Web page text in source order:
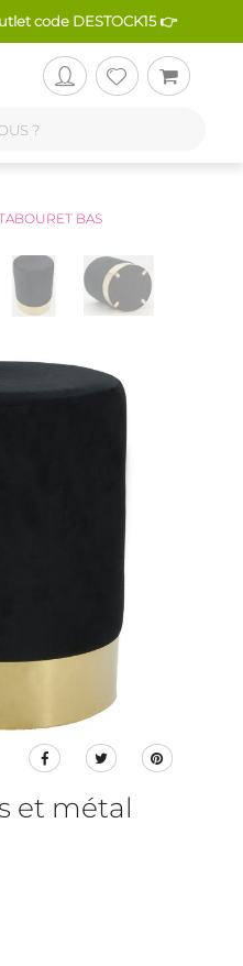
code DESTOCK15 👉
BAS
et métal